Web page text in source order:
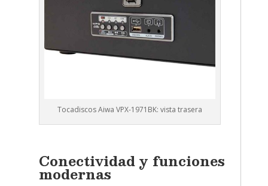
Tocadiscos Aiwa VPX-1971BK: vista trasera
Conectividad y funciones
modernas